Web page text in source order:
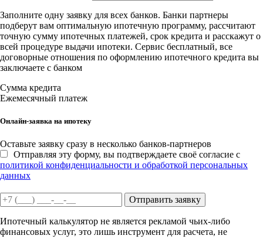
Заполните одну заявку для всех банков. Банки партнеры
подберут вам оптимальную ипотечную программу, рассчитают
точную сумму ипотечных платежей, срок кредита и расскажут о
всей процедуре выдачи ипотеки. Сервис бесплатный, все
договорные отношения по оформлению ипотечного кредита вы
заключаете с банком
Сумма кредита
Ежемесячный платеж
Онлайн-заявка на ипотеку
Оставьте заявку сразу в несколько банков-партнеров
Отправляя эту форму, вы подтверждаете своё согласие с
политикой конфиденциальности и обработкой персональных
данных
Отправить заявку
Ипотечный калькулятор не является рекламой чьих-либо
финансовых услуг, это лишь инструмент для расчета, не